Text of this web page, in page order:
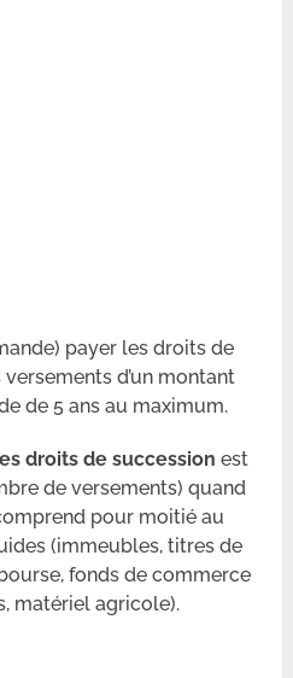
payer les droits de
d’un montant
de 5 ans au maximum.
droits de succession est
de versements) quand
pour moitié au
(immeubles, titres de
fonds de commerce
matériel agricole).